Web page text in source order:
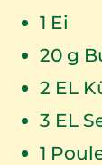
1 Ei
20g
2 EL
3 EL
1